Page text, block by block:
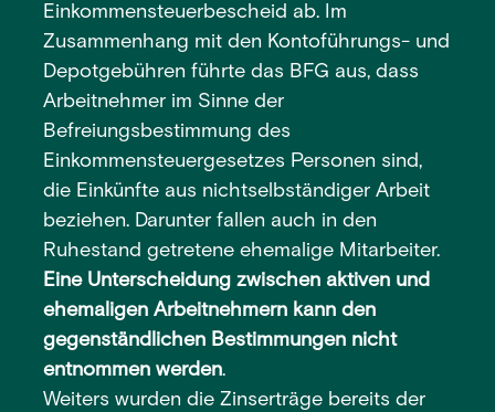
Einkommensteuerbescheid ab. Im
Zusammenhang mit den Kontoführungs- und
Depotgebühren führte das BFG aus, dass
Arbeitnehmer im Sinne der
Befreiungsbestimmung des
Einkommensteuergesetzes Personen sind,
die Einkünfte aus nichtselbständiger Arbeit
beziehen. Darunter fallen auch in den
Ruhestand getretene ehemalige Mitarbeiter.
Eine Unterscheidung zwischen aktiven und
ehemaligen Arbeitnehmern kann den
gegenständlichen Bestimmungen nicht
entnommen werden.
Weiters wurden die Zinserträge bereits der